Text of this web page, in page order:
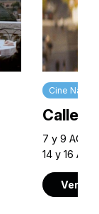
Cine
Calle
7 y 9 AGO
14 y 16
Ver